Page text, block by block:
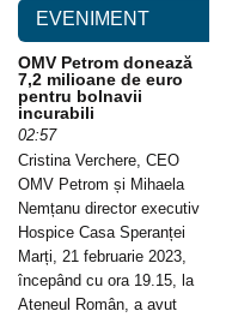
EVENIMENT
OMV Petrom donează
7,2 milioane de euro
pentru bolnavii
incurabili
02:57
Cristina Verchere, CEO
OMV Petrom și Mihaela
Nemțanu director executiv
Hospice Casa Speranței
Marți, 21 februarie 2023,
începând cu ora 19.15, la
Ateneul Român, a avut